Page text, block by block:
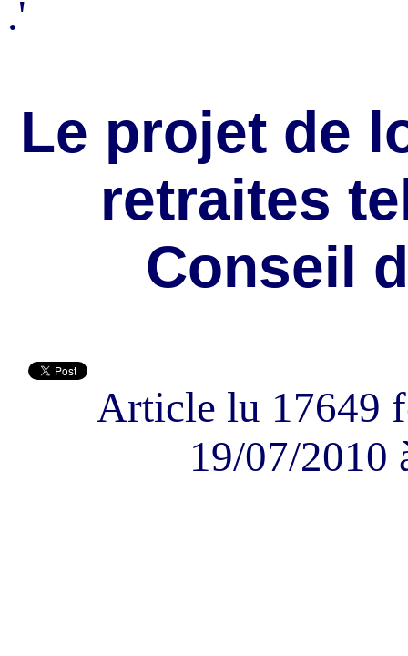
.'
Le projet de
retraites
Conseil
Article lu 17649
19/07/2010